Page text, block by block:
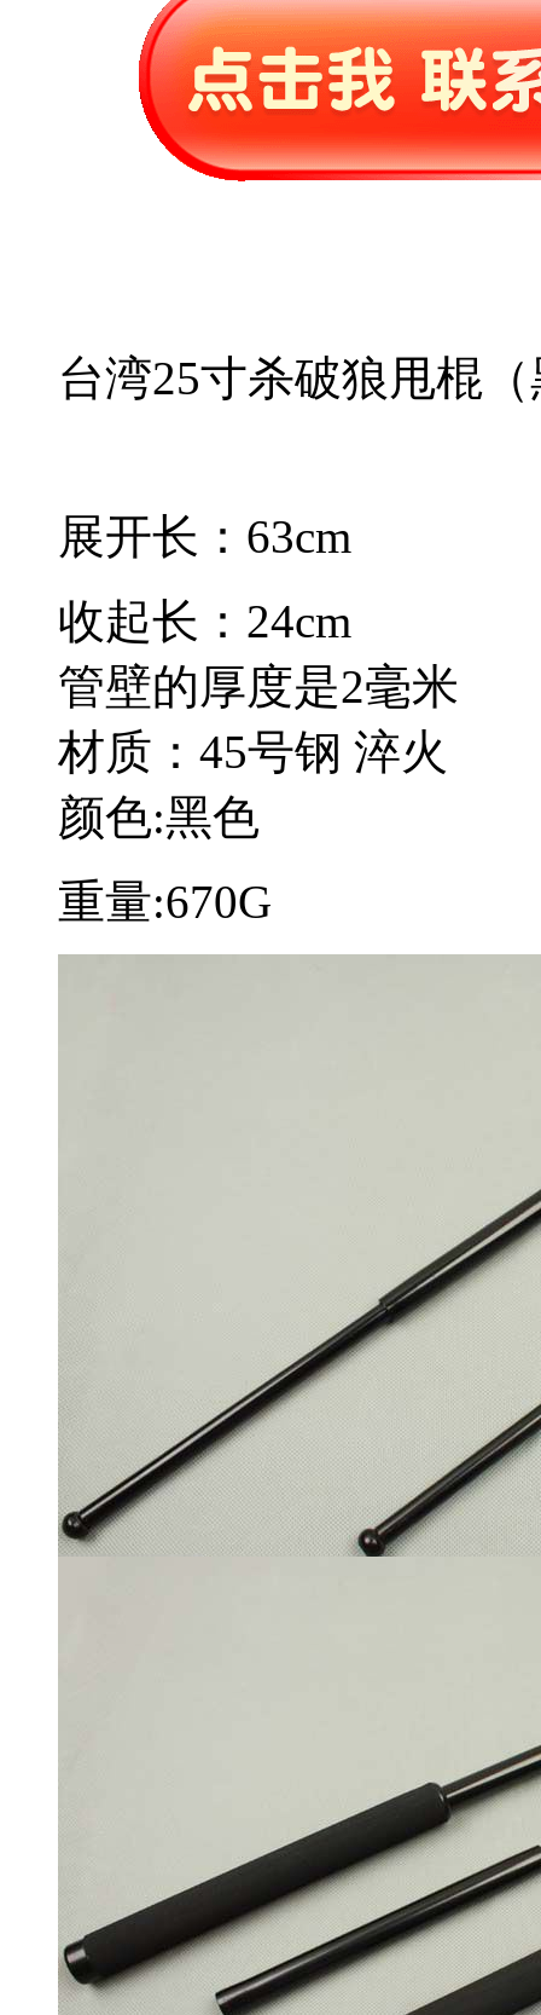
台湾25寸杀破狼甩棍
展开长：63cm
收起长：24cm
管壁的厚度是2毫米
材质：45号钢 淬火
颜色:黑色
重量:670G